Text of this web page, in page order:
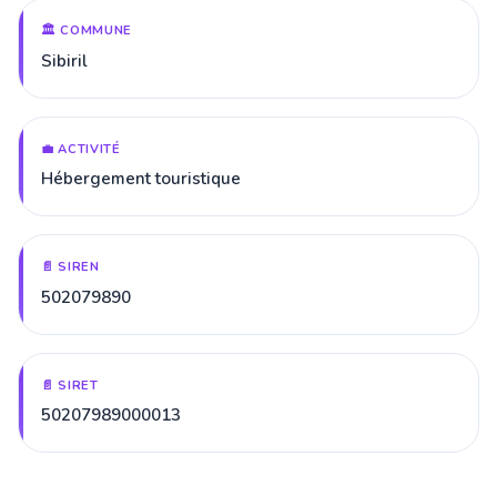
🏛️ COMMUNE
Sibiril
💼 ACTIVITÉ
Hébergement touristique
📄 SIREN
502079890
📄 SIRET
50207989000013